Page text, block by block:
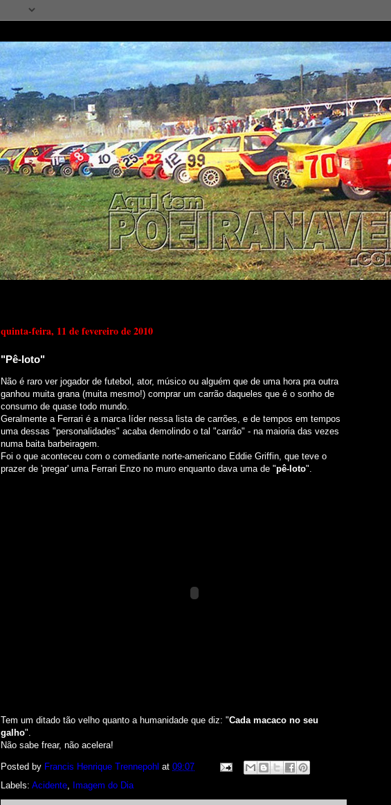
quinta-feira, 11 de fevereiro de 2010
"Pê-loto"
Não é raro ver jogador de futebol, ator, músico ou alguém que de uma hora pra outra
ganhou muita grana (muita mesmo!) comprar um carrão daqueles que é o sonho de
consumo de quase todo mundo.
Geralmente a Ferrari é a marca líder nessa lista de carrões, e de tempos em tempos
uma dessas "personalidades" acaba demolindo o tal "carrão" - na maioria das vezes
numa baita barbeiragem.
Foi o que aconteceu com o comediante norte-americano Eddie Griffin, que teve o
prazer de 'pregar' uma Ferrari Enzo no muro enquanto dava uma de "pê-loto".
Tem um ditado tão velho quanto a humanidade que diz: "Cada macaco no seu
galho".
Não sabe frear, não acelera!
Posted by Francis Henrique Trennepohl at 09:07
Labels: Acidente, Imagem do Dia